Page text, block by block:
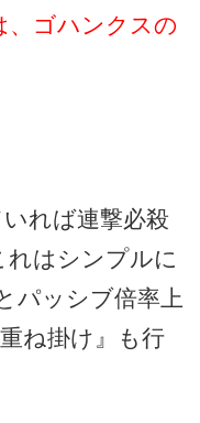
、ゴハンクスの
れば連撃必殺
れはシンプルに
パッシブ倍率上
ね掛け』も行